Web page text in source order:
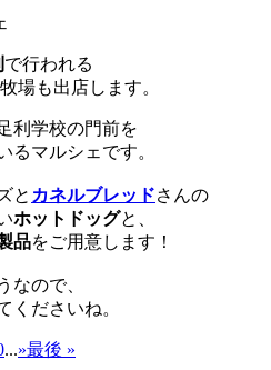
で行われる
場も出店します。
利学校の門前を
るマルシェです。
と カネルブレッドさんの
ホットドッグと、
品をご用意します！
なので、
くださいね。
...»最後 »